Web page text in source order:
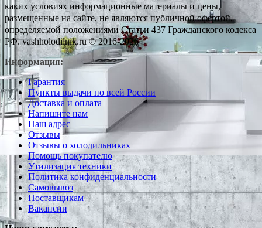
каких условиях информационные материалы и цены,
размещенные на сайте, не являются публичной офертой,
определяемой положениями Статьи 437 Гражданского кодекса
РФ. vashholodilnik.ru © 2016-2026
Информация:
Гарантия
Пункты выдачи по всей России
Доставка и оплата
Напишите нам
Наш адрес
Отзывы
Отзывы о холодильниках
Помощь покупателю
Утилизация техники
Политика конфиденциальности
Самовывоз
Поставщикам
Вакансии